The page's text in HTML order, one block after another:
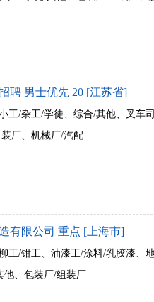
聘 男士优先 20 [江苏省]
工/杂工/学徒、综合/其他、叉车
厂、机械厂/汽配
有限公司 重点 [上海市]
工/钳工、油漆工/涂料/乳胶漆、
他、包装厂/组装厂